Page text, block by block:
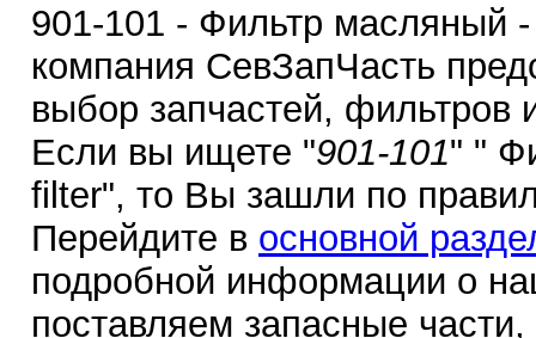
901-101 - Фильтр масляный
компания СевЗапЧасть
выбор запчастей, фильтров
Если вы ищете "901-101" "
filter", то Вы зашли по
Перейдите в основной
подробной информации о
поставляем запасные